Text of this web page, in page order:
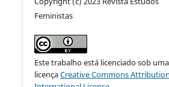
Feministas
Este trabalho está licenciado sob uma
licençaCreative Commons